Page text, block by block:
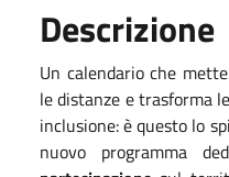
Descrizione
Un calendario che
le distanze e trasforma
inclusione: è questo lo
nuovo programma